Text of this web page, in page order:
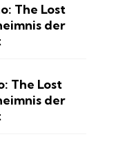
The Lost
der
The Lost
der